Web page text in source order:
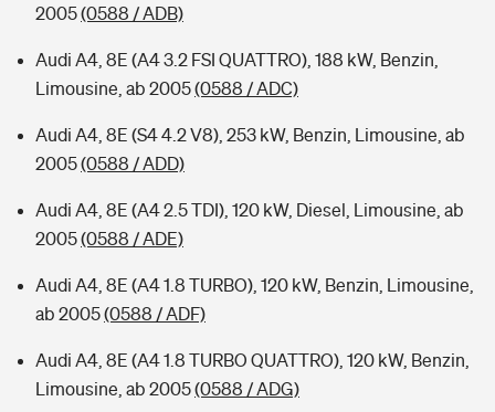
2005(0588 / ADB)
Audi A4, 8E (A4 3.2 FSI QUATTRO), 188 kW, Benzin,
Limousine, ab 2005(0588 / ADC)
Audi A4, 8E (S4 4.2 V8), 253 kW, Benzin, Limousine, ab
2005(0588 / ADD)
Audi A4, 8E (A4 2.5 TDI), 120 kW, Diesel, Limousine, ab
2005(0588 / ADE)
Audi A4, 8E (A4 1.8 TURBO), 120 kW, Benzin, Limousine,
ab 2005(0588 / ADF)
Audi A4, 8E (A4 1.8 TURBO QUATTRO), 120 kW, Benzin,
Limousine, ab 2005(0588 / ADG)